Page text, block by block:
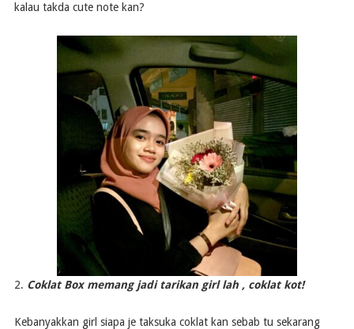
kalau takda cute note kan?
2. Coklat Box memang jadi tarikan girl lah , coklat kot!
Kebanyakkan girl siapa je taksuka coklat kan sebab tu sekarang